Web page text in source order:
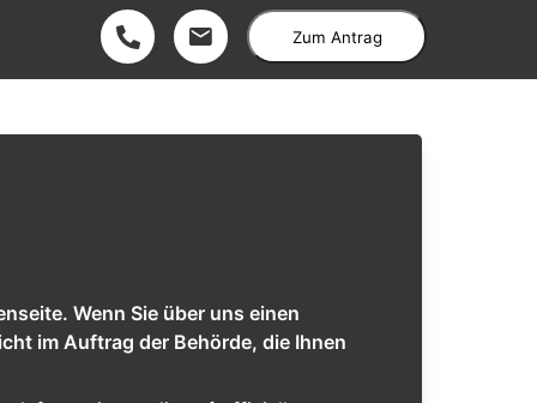
Zum Antrag
Wenn Sie über uns einen
im Auftrag der Behörde, die Ihnen